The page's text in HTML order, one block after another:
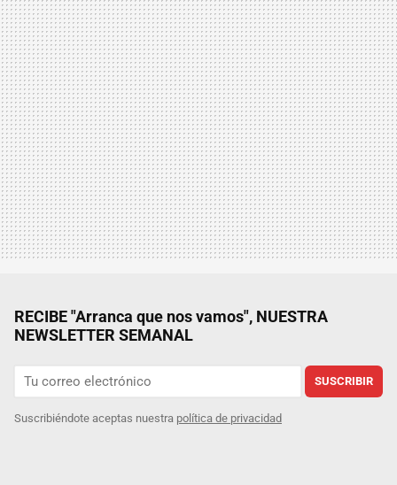
RECIBE "Arranca que nos vamos", NUESTRA
NEWSLETTER SEMANAL
SUSCRIBIR
Suscribiéndote aceptas nuestra política de privacidad